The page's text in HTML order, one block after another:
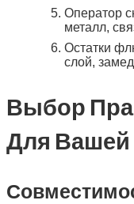
Оператор
металл,
Остатки
слой,
Выбор
Для